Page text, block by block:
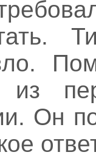
из
Он